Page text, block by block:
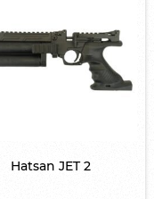
Hatsan JET 2